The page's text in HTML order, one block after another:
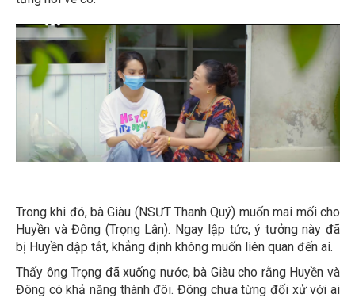
Trong khi đó, bà Giàu (NSƯT Thanh Quý) muốn mai mối cho
Huyền và Đông (Trọng Lân). Ngay lập tức, ý tưởng này đã
bị Huyền dập tắt, khẳng định không muốn liên quan đến ai.
Thấy ông Trọng đã xuống nước, bà Giàu cho rằng Huyền và
Đông có khả năng thành đôi. Đông chưa từng đối xử với ai